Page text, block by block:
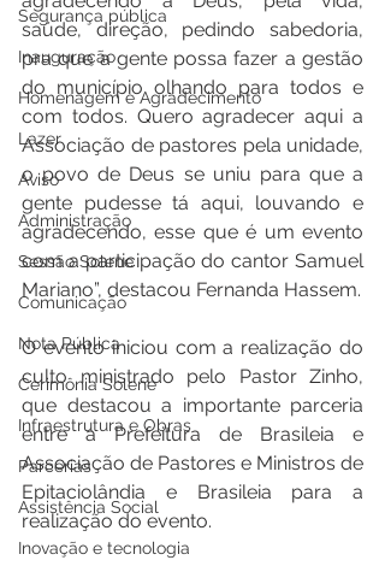
Segurança pública
Inauguração
Homenagem e Agradecimento
Lazer
Aviso
Administração
Sessão Solene
Comunicação
Nota Pública
Cerimônia Solene
Infraestrutura e Obras
Parcerias
Assistência Social
Inovação e tecnologia
saúde, direção, pedindo sabedoria,
pra que a gente possa fazer a gestão
do município olhando para todos e
com todos. Quero agradecer aqui a
Associação de pastores pela unidade,
o povo de Deus se uniu para que a
gente pudesse tá aqui, louvando e
agradecendo, esse que é um evento
com a participação do cantor Samuel
Mariano”, destacou Fernanda Hassem.
O evento iniciou com a realização do
culto ministrado pelo Pastor Zinho,
que destacou a importante parceria
entre a Prefeitura de Brasileia e
Associação de Pastores e Ministros de
Epitaciolândia e Brasileia para a
realização do evento.